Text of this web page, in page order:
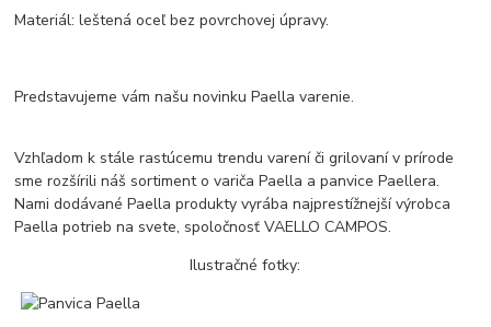
Materiál: leštená oceľ bez povrchovej úpravy.
Predstavujeme vám našu novinku Paella varenie.
Vzhľadom k stále rastúcemu trendu varení či grilovaní v prírode
sme rozšírili náš sortiment o variča Paella a panvice Paellera.
Nami dodávané Paella produkty vyrába najprestížnejší výrobca
Paella potrieb na svete, spoločnosť VAELLO CAMPOS.
Ilustračné fotky: